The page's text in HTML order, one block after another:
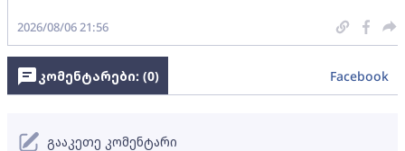
2026/08/06 21:56
კომენტარები: (0) Facebook
გააკეთე კომენტარი